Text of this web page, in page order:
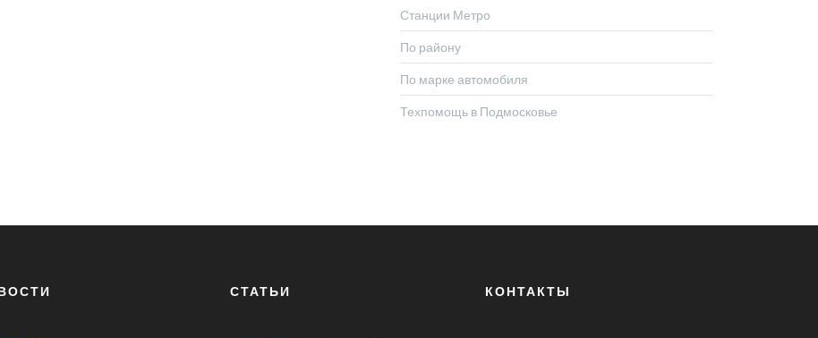
Станции Метро
По району
По марке автомобиля
Техпомощь в Подмосковье
СТАТЬИ КОНТАКТЫ